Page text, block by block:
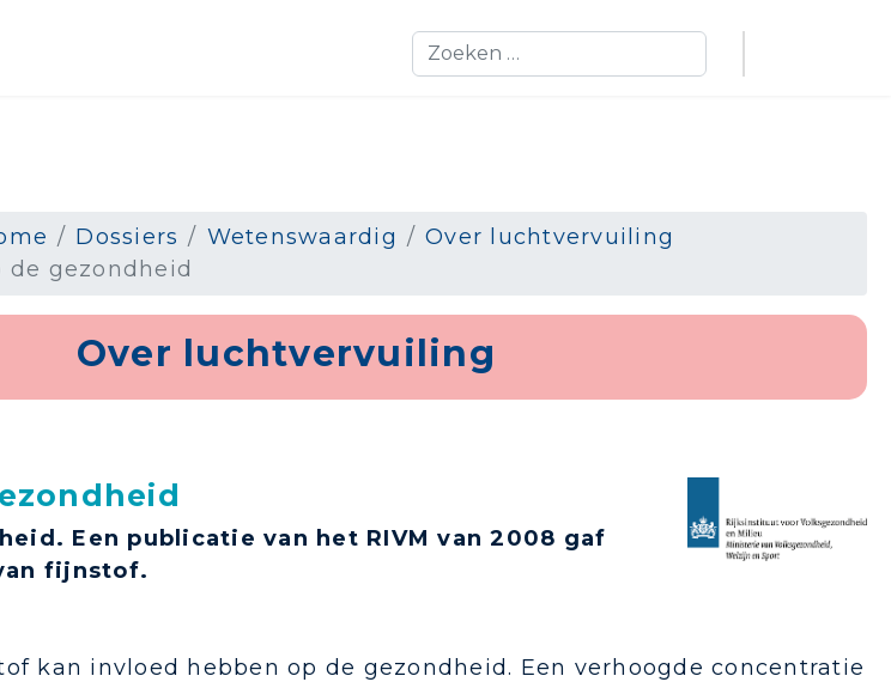
Zoeken
Dossiers Wetenswaardig
Over luchtvervuiling
de gezondheid
Over luchtvervuiling
Een publicatie van het RIVM van 2008 gaf
fijnstof.
kan invloed hebben op de gezondheid. Een verhoogde concentratie